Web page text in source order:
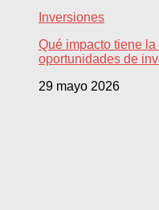
Inversiones
Qué impacto tiene
oportunidades de
29 mayo 2026